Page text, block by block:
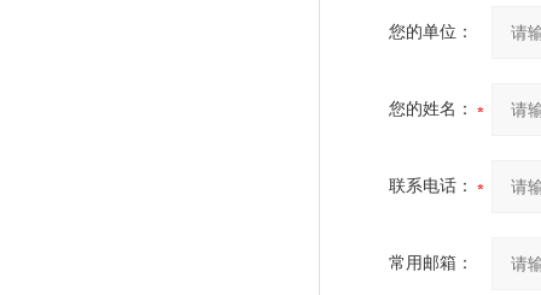
您的单位：
您的姓名：
联系电话：
常用邮箱：